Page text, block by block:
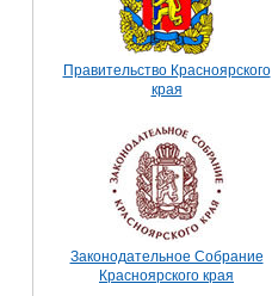
Правительство Красноярского
края
Законодательное Собрание
Красноярского края